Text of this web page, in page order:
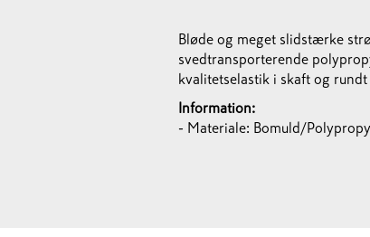
Bløde og meget slidstærke
svedtransporterende
kvalitetselastik i skaft og
Information:
- Materiale: Bomuld/